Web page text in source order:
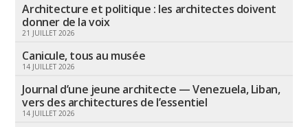
Architecture et politique : les architectes doivent
donner de la voix
21 JUILLET 2026
Canicule, tous au musée
14 JUILLET 2026
Journal d’une jeune architecte — Venezuela, Liban,
vers des architectures de l’essentiel
14 JUILLET 2026